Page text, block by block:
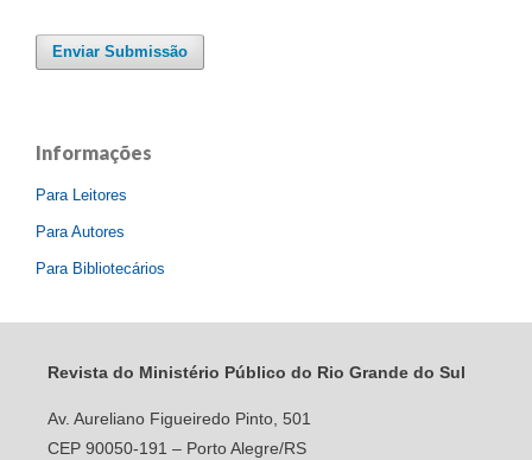
Enviar Submissão
Informações
Para Leitores
Para Autores
Para Bibliotecários
Revista do Ministério Público do Rio Grande do Sul
Av. Aureliano Figueiredo Pinto, 501
CEP 90050-191 – Porto Alegre/RS